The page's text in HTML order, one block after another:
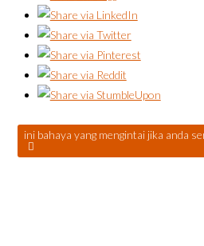
ini bahaya yang mengintai jika anda